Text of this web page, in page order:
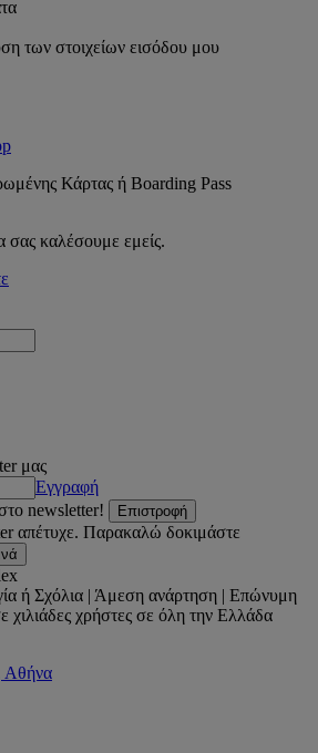
των στοιχείων εισόδου μου
Κάρτας ή Boarding Pass
σας καλέσουμε εμείς.
μας
Εγγραφή
newsletter!
Επιστροφή
απέτυχε. Παρακαλώ δοκιμάστε
ή Σχόλια | Άμεση ανάρτηση | Επώνυμη
χρήστες σε όλη την Ελλάδα
Αθήνα